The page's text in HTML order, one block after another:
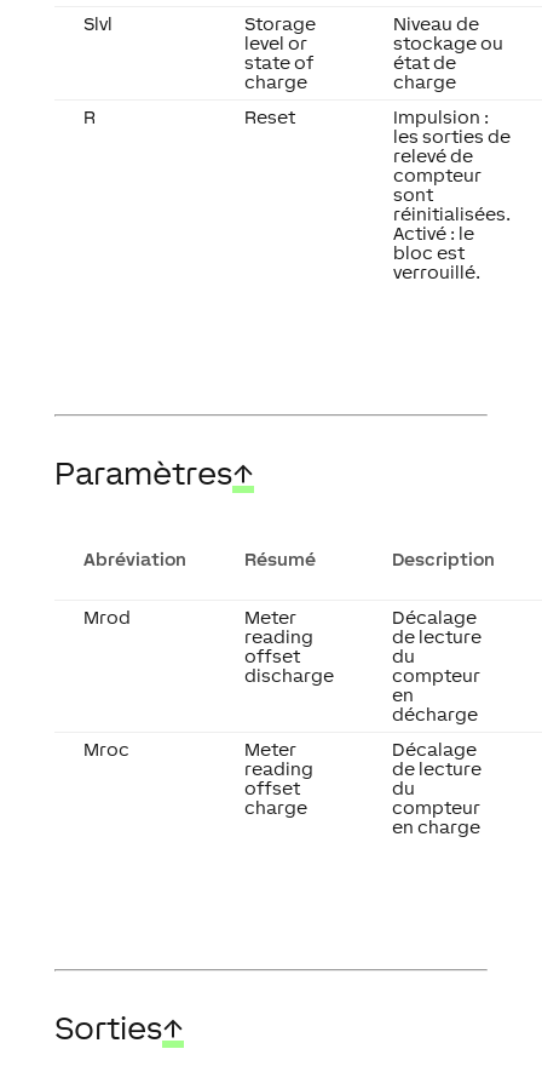
Slvl
Storage
level or
state of
charge
Niveau de
stockage ou
état de
charge
R
Reset
Impulsion :
les sorties de
relevé de
compteur
sont
réinitialisées.
Activé : le
bloc est
verrouillé.
Paramètres↑
Abréviation Résumé Description
Mrod
Meter
reading
offset
discharge
Décalage
de lecture
du
compteur
en
décharge
Mroc
Meter
reading
offset
charge
Décalage
de lecture
du
compteur
en charge
Sorties↑